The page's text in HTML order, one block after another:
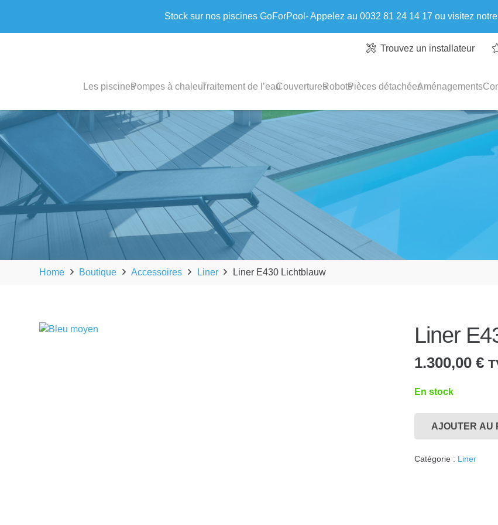
Stock sur nos piscines GoForPool- Appelez au 0032 81 24 14 17 ou visitez
Trouvez un installateur
Les piscinesPompes à chaleurTraitement de l’eauCouverturesRobotsPièces détachéesAménagements
Home Boutique Accessoires Liner Liner E430 Lichtblauw
Liner
1.300,00€
En stock
quantité
Liner
AJOUTER AU
Catégorie : Liner